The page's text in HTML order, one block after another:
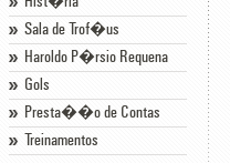
Sala de Trof�us
Haroldo P�rsio Requena
Gols
Presta��o de Contas
Treinamentos